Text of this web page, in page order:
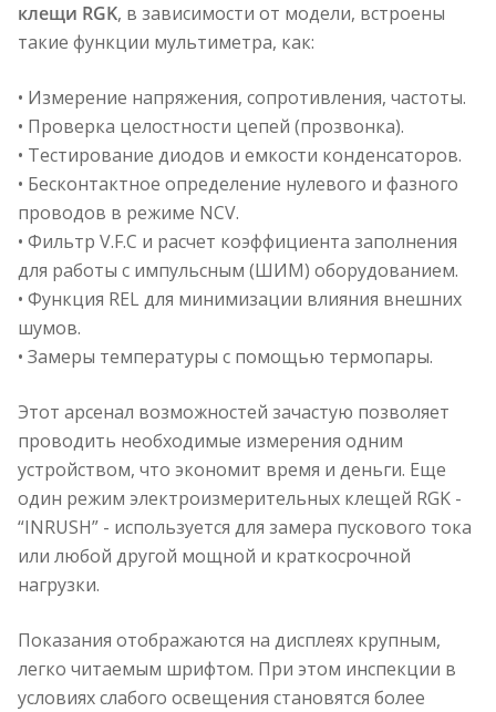
клещи RGK, в зависимости от модели, встроены
такие функции мультиметра, как:
• Измерение напряжения, сопротивления, частоты.
• Проверка целостности цепей (прозвонка).
• Тестирование диодов и емкости конденсаторов.
• Бесконтактное определение нулевого и фазного
проводов в режиме NCV.
• Фильтр V.F.C и расчет коэффициента заполнения
для работы с импульсным (ШИМ) оборудованием.
• Функция REL для минимизации влияния внешних
шумов.
• Замеры температуры с помощью термопары.
Этот арсенал возможностей зачастую позволяет
проводить необходимые измерения одним
устройством, что экономит время и деньги. Еще
один режим электроизмерительных клещей RGK -
“INRUSH” - используется для замера пускового тока
или любой другой мощной и краткосрочной
нагрузки.
Показания отображаются на дисплеях крупным,
легко читаемым шрифтом. При этом инспекции в
условиях слабого освещения становятся более